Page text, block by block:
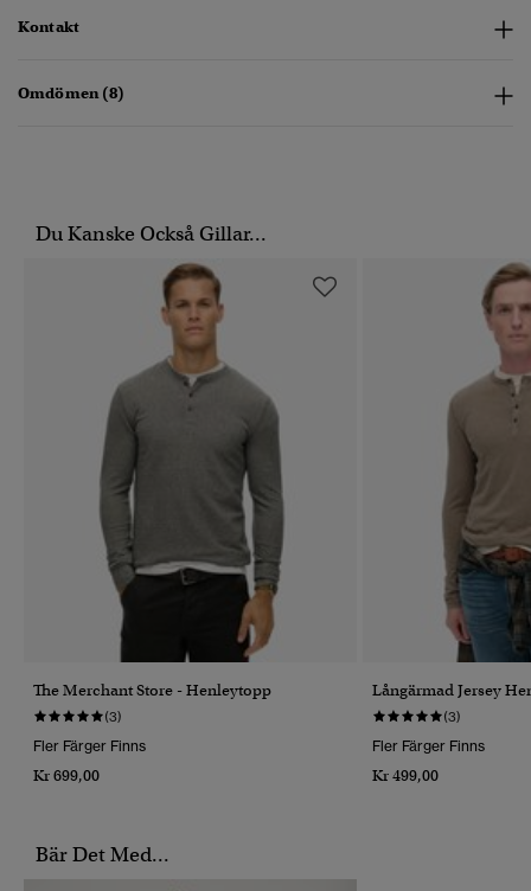
Kontakt
Omdömen (8)
Du Kanske Också Gillar...
The Merchant Store - Henleytopp
(3)
Fler Färger Finns
Kr 699,00
Långärmad Jersey
(3)
Fler Färger Finns
Kr 499,00
Bär Det Med...